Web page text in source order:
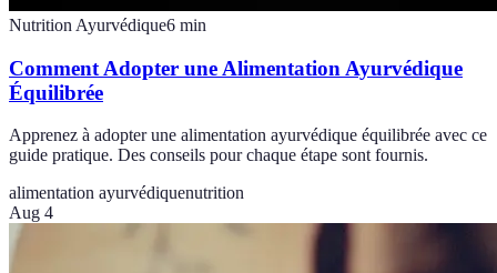
Nutrition Ayurvédique6 min
Comment Adopter une Alimentation Ayurvédique
Équilibrée
Apprenez à adopter une alimentation ayurvédique équilibrée avec ce
guide pratique. Des conseils pour chaque étape sont fournis.
alimentation ayurvédiquenutrition
Aug 4